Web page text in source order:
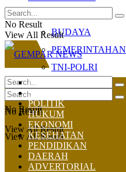
BUDAYA
PEMERINTAHAN
TNI-POLRI
No Result
View All Result
No Result
View All Result
No Result
View All Result
HOME
NASIONAL
POLITIK
HUKUM
EKONOMI
KESEHATAN
PENDIDIKAN
DAERAH
ADVERTORIAL